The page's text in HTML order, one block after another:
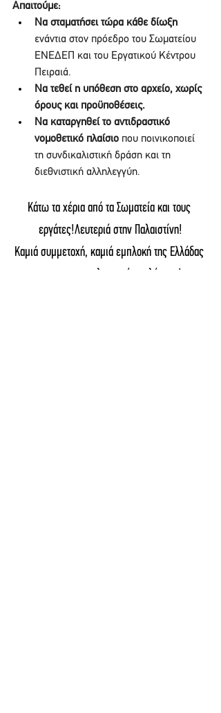
Απαιτούμε:
Να σταματήσει τώρα κάθε δίωξη
ενάντια στον πρόεδρο του Σωματείου
ΕΝΕΔΕΠ και του Εργατικού Κέντρου
Πειραιά.
Να τεθεί η υπόθεση στο αρχείο, χωρίς
όρους και προϋποθέσεις.
Να καταργηθεί το αντιδραστικό
νομοθετικό πλαίσιο που ποινικοποιεί
τη συνδικαλιστική δράση και τη
διεθνιστική αλληλεγγύη.
Κάτω τα χέρια από τα Σωματεία και τους
εργάτες!Λευτεριά στην Παλαιστίνη!
Καμιά συμμετοχή, καμιά εμπλοκή της Ελλάδας